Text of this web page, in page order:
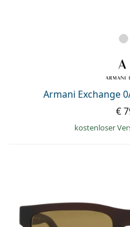
Armani Exchange
€
kostenloser